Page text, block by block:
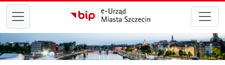
przejdź do głównego menu